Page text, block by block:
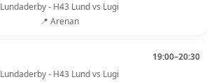
Lundaderby - H43 Lund vs Lugi
📍 Arenan
19:00–20:30
Lundaderby - H43 Lund vs Lugi